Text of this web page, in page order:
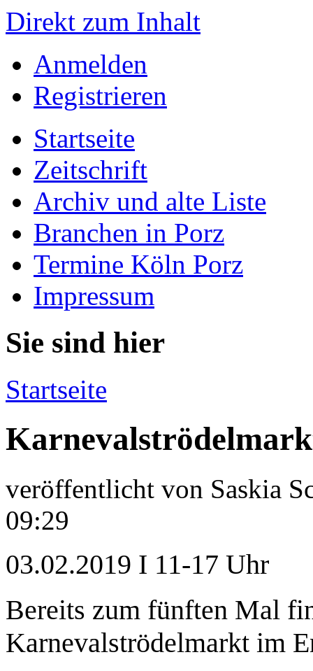
Direkt zum Inhalt
Anmelden
Registrieren
Startseite
Zeitschrift
Archiv und alte Liste
Branchen in Porz
Termine Köln Porz
Impressum
Sie sind hier
Startseite
veröffentlicht von Saskia
09:29
03.02.2019 I 11-17 Uhr
Bereits zum fünften Mal
Karnevalströdelmarkt im